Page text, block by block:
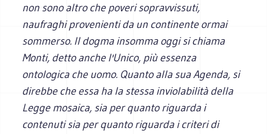
non sono altro che poveri sopravvissuti,
naufraghi provenienti da un continente ormai
sommerso. Il dogma insomma oggi si chiama
Monti, detto anche l'Unico, più essenza
ontologica che uomo. Quanto alla sua Agenda, si
direbbe che essa ha la stessa inviolabilità della
Legge mosaica, sia per quanto riguarda i
contenuti sia per quanto riguarda i criteri di